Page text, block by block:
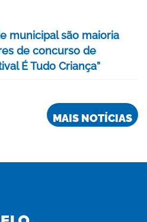
municipal são maioria
de concurso de
É Tudo Criança”
MAIS NOTÍCIAS